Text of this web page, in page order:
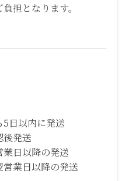
担となります。
日以内に発送
発送
日以降の発送
業日以降の発送